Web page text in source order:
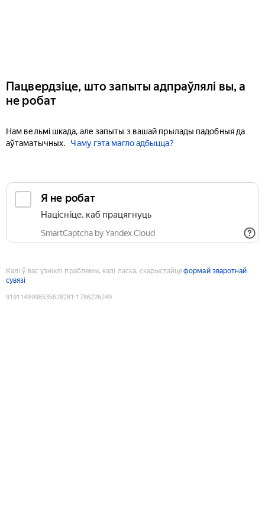
Пацвердзіце, што запыты адпраўлялі вы, а
не робат
Нам вельмі шкада, але запыты з вашай прылады падобныя да
аўтаматычных.
Чаму гэта магло адбыцца?
Я не робат
Націсніце, каб працягнуць
SmartCaptcha by Yandex Cloud
Калі ў вас узніклі праблемы, калі ласка, скарыстайцеформай зваротнай
сувязі
9191149998535628281 :1786226249